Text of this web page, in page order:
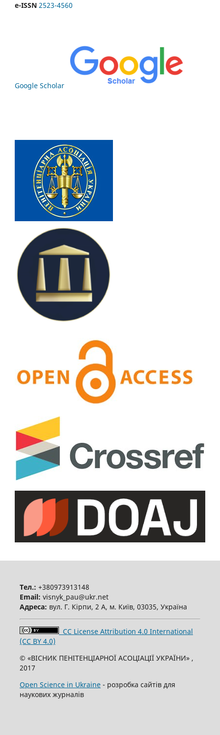
e-ISSN 2523-4560
Google Scholar
Тел.: +380973913148
Email: visnyk_pau@ukr.net
Адреса: вул. Г. Кірпи, 2 А, м. Київ, 03035, Україна
CC License Attribution 4.0 International
(CC BY 4.0)
© «ВІСНИК ПЕНІТЕНЦІАРНОЇ АСОЦІАЦІЇ УКРАЇНИ» ,
2017
Open Science in Ukraine- розробка сайтів для
наукових журналів